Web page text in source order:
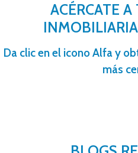
ACÉRCATE
Da clic en el icono Alfa y
más